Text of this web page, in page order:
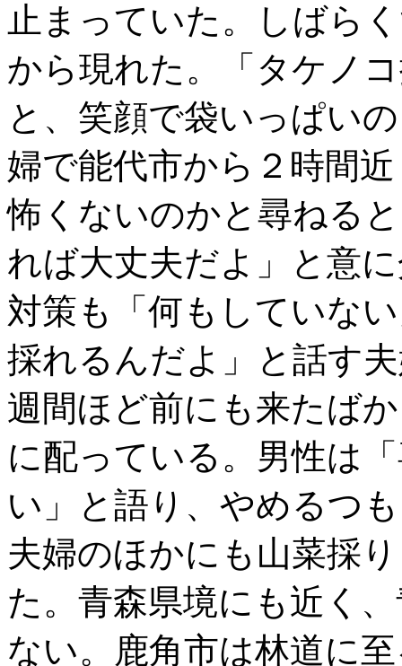
止まっていた。しばら
から現れた。「タケノ
と、笑顔で袋いっぱい
婦で能代市から２時間
怖くないのかと尋ねる
れば大丈夫だよ」と意
対策も「何もしていな
採れるんだよ」と話す
週間ほど前にも来たば
に配っている。男性は
い」と語り、やめるつ
夫婦のほかにも山菜採
た。青森県境にも近く
ない。鹿角市は林道に